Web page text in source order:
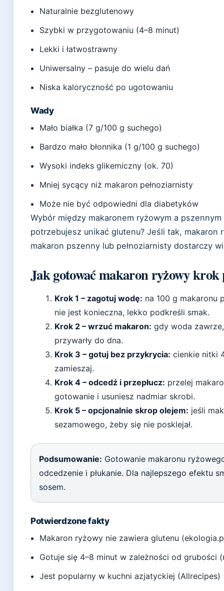
Naturalnie bezglutenowy
Szybki w przygotowaniu (4–8 minut)
Lekki i łatwostrawny
Uniwersalny – pasuje do wielu dań
Niska kaloryczność po ugotowaniu
Wady
Mało białka (7 g/100 g suchego)
Bardzo mało błonnika (1 g/100 g suchego)
Wysoki indeks glikemiczny (ok. 70)
Mniej sycący niż makaron pełnoziarnisty
Może nie być odpowiedni dla diabetyków
Wybór między makaronem ryżowym a
potrzebujesz unikać glutenu? Jeśli tak,
makaron pszenny lub pełnoziarnisty dostarczy
Jak gotować makaron ryżowy
Krok 1 – zagotuj wodę: na 100 g makaronu
nie jest konieczna, lekko podkreśli smak.
Krok 2 – wrzuć makaron: gdy woda
przywarły do dna.
Krok 3 – gotuj bez przykrycia: cienkie nitki
zamieszaj.
Krok 4 – odcedź i przepłucz: przelej
gotowanie i usuniesz nadmiar skrobi.
Krok 5 – opcjonalnie skrop olejem: jeśli
sezamowego, żeby się nie posklejał.
Podsumowanie: Gotowanie makaronu
odcedzenie i płukanie. Dla najlepszego efektu
sosem.
Potwierdzone fakty
Makaron ryżowy nie zawiera glutenu
Gotuje się 4–8 minut w zależności od grubości
Jest popularny w kuchni azjatyckiej (Allrecipes)